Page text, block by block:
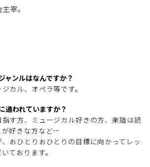
宰。
ャンルはなんですか？
カル、オペラ等です。
通われていますか？
す方、ミュージカル好きの方、楽譜は読
が好きな方など…
おひとりおひとりの目標に向かってレッ
ております。